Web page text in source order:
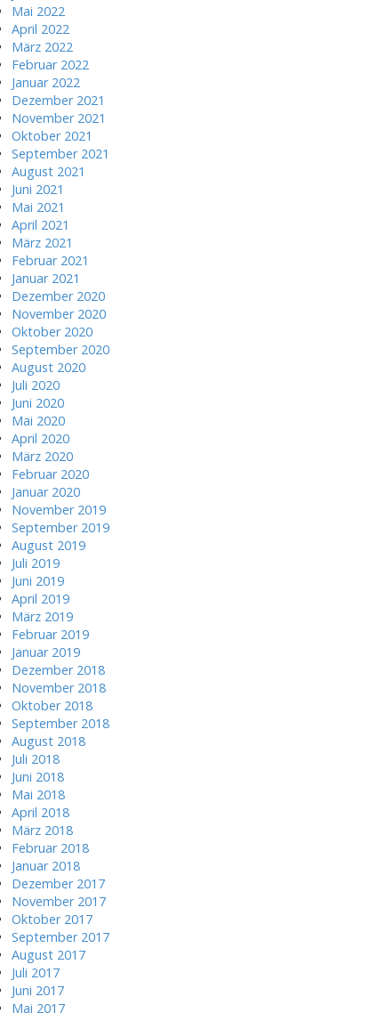
Mai 2022
April 2022
März 2022
Februar 2022
Januar 2022
Dezember 2021
November 2021
Oktober 2021
September 2021
August 2021
Juni 2021
Mai 2021
April 2021
März 2021
Februar 2021
Januar 2021
Dezember 2020
November 2020
Oktober 2020
September 2020
August 2020
Juli 2020
Juni 2020
Mai 2020
April 2020
März 2020
Februar 2020
Januar 2020
November 2019
September 2019
August 2019
Juli 2019
Juni 2019
April 2019
März 2019
Februar 2019
Januar 2019
Dezember 2018
November 2018
Oktober 2018
September 2018
August 2018
Juli 2018
Juni 2018
Mai 2018
April 2018
März 2018
Februar 2018
Januar 2018
Dezember 2017
November 2017
Oktober 2017
September 2017
August 2017
Juli 2017
Juni 2017
Mai 2017